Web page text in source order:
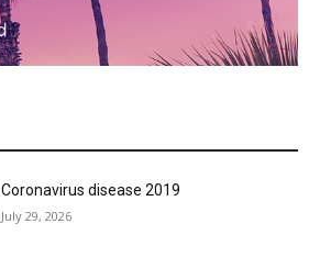
Coronavirus disease 2019
July 29, 2026